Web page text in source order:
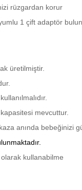
rüzgardan korur
1 çift adaptör
üretilmiştir.
mevcuttur.
anında bebeğinizi
kullanabilme